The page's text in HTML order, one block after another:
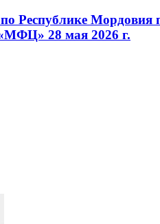
Республике
28 мая 2026 г.